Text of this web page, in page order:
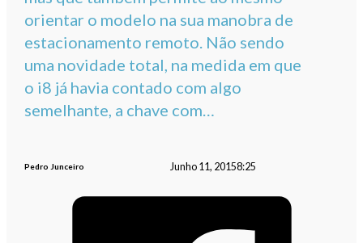
orientar o modelo na sua manobra de
estacionamento remoto. Não sendo
uma novidade total, na medida em que
o i8 já havia contado com algo
semelhante, a chave com…
Pedro Junceiro Junho 11, 20158:25